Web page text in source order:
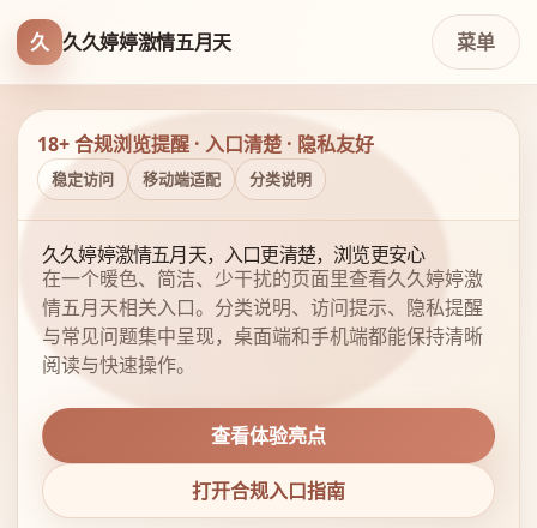
久 久久婷婷激情五月天 菜单
18+ 合规浏览提醒 · 入口清楚 · 隐私友好
稳定访问 移动端适配 分类说明
久久婷婷激情五月天，入口更清楚，浏览更安心
在一个暖色、简洁、少干扰的页面里查看久久婷婷激
情五月天相关入口。分类说明、访问提示、隐私提醒
与常见问题集中呈现，桌面端和手机端都能保持清晰
阅读与快速操作。
查看体验亮点
打开合规入口指南